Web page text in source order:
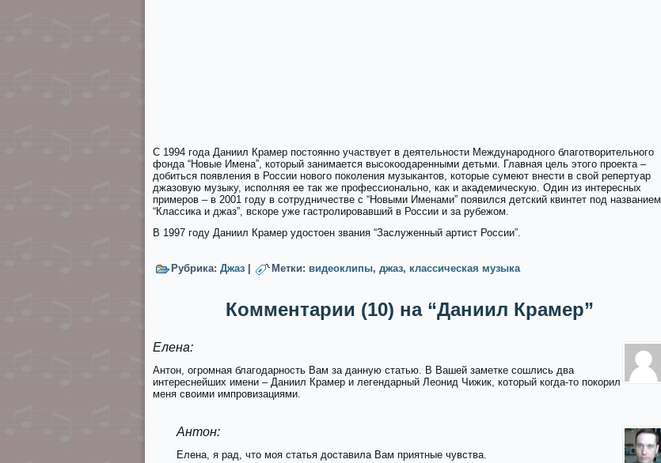
С 1994 года Даниил Крамер постоянно участвует в деятельности Международного благотворительного
фонда “Новые Имена”, который занимается высокоодаренными детьми. Главная цель этого проекта –
добиться появления в России нового поколения музыкантов, которые сумеют внести в свой репертуар
джазовую музыку, исполняя ее так же профессионально, как и академическую. Один из интересных
примеров – в 2001 году в сотрудничестве с “Новыми Именами” появился детский квинтет под названием
“Классика и джаз”, вскоре уже гастролировавший в России и за рубежом.
В 1997 году Даниил Крамер удостоен звания “Заслуженный артист России”.
Рубрика: Джаз Метки: видеоклипы, джаз, классическая музыка
Комментарии (10) на “Даниил Крамер”
Елена:
Антон, огромная благодарность Вам за данную статью. В Вашей заметке сошлись два
интереснейших имени – Даниил Крамер и легендарный Леонид Чижик, который когда-то покорил
меня своими импровизациями.
Антон:
Елена, я рад, что моя статья доставила Вам приятные чувства.